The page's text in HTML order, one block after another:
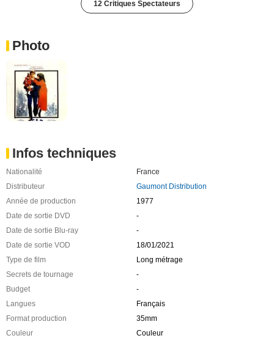
12 Critiques Spectateurs
Photo
Infos techniques
Nationalité
France
Distributeur
Gaumont Distribution
Année de production
1977
Date de sortie DVD
-
Date de sortie Blu-ray
-
Date de sortie VOD
18/01/2021
Type de film
Long métrage
Secrets de tournage
-
Budget
-
Langues
Français
Format production
35mm
Couleur
Couleur